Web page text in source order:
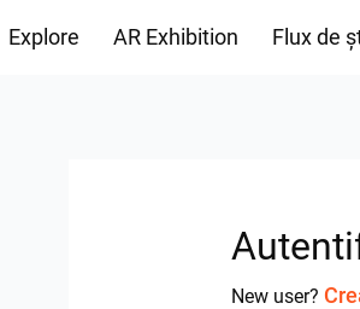
Explore AR Exhibition Flux de
New user?